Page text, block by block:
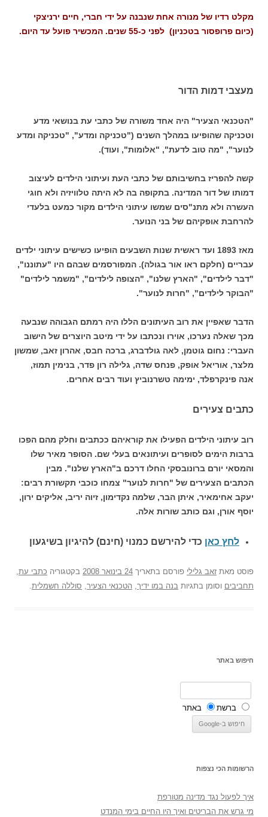
מקלט רדיו של מנורה אחת שנבנה על ידי חברי, חיים ירניצקי
(כיום פרופסור בטכניון) לפני כ-55 שנים. המכשיר פועל עד היום.
מעצבי דמות הדור
"הטכנאי הצעיר" היה אחד משורה של כתבי עת בנושאי מדע
וטכניקה שהופיעו במהלך השנים ("טכניקה ומדע", "טכניקה ומדע
לנוער", "מה טוב לדעת", "אלומות", ועוד).
קשה להפריז בחשיבותם של כתבי העת ועיתוני הילדים לעיצוב
דמותו של דור המדינה. בתקופה בה לא היתה טלוויזיה ולא חוגי
העשרה ולא מתנ"סים שמשו עיתוני הילדים מקור כמעט בלעדי
להרחבת אופקיהם של בני הנוער.
מאז 1893 ועד ראשית שנות השבעים הופיעו כשישים עיתוני ילדים
עבריים (חלקם ראו אור בגולה). המפורסמים שבהם היו "עתוננו",
"דבר לילדים", "הארץ שלנו", "הצופה לילדים", "משמר לילדים"
"הבוקר לילדים", "חרות לנוער".
הדבר שאפיין את רוב העיתונים הללו היה רמתם הגבוהה שנבעה
מכך שאלה נערכו, אוירו ונכתבו על ידי מיטב היוצרים של הישוב
העברי: נחום גוטמן, לאה גולדברג, ברכה חבס, אהרון זאב, שמשון
מלצר, אוריאל אופק, פנחס שדה, גלילה רון פדר, בנימין תמוז,
אנה פינקרפלד, ימימה טשרנוביץ ועוד רבים אחרים.
כתבים צעירים
רוב עיתוני הילדים הפעילו את קוראיהם ככתבים וחלק מהם הפכו
ברבות הימים לסופרים ועיתונאים בעלי שם. הסופר מאיר שלו
והמסאי יורם ברונובסקי החלו דרכם ב"הארץ שלנו". מבין
הכתבים הצעירים של "חרות לנוער" צמחו כוכבי תקשורת רבים:
יעקב אחימאיר, איתן הבר, שלמה נקדימון, זיוה יריב, אליקים ירון,
יוסף אורן, וגם כותב שורות אלה.
לחץ כאן כדי להירשם כמנוי (חינם) להיגיון בשיגעון
פוסט מאת זאב גלילי פורסם בתאריך 24 בינואר 2008 בקטגוריה כתבי עת,
תחביבים וסומן בתגיות בנה במו ידיך, הטכנאי הצעיר, סוללה חשמלית.
חיפוש באתר
ברשת באתר
הרשומות הכי נצפות
איך לפעול נגד מדינה מטורפת
מי גרש את הבריטים ואיך היו החיים בימי המנדט